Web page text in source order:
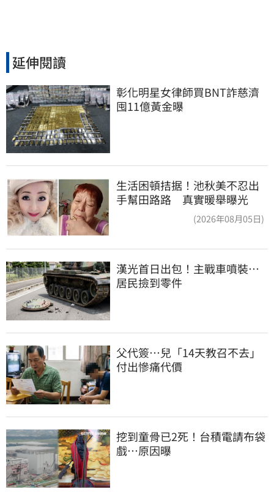
延伸閱讀
彰化明星女律師買BNT詐慈濟
囤11億黃金曝
生活困頓拮据！池秋美不忍出
手幫田路路 真實暖舉曝光
(2026年08月05日)
漢光首日出包！主戰車噴裝…
居民撿到零件
父代簽…兒「14天教召不去」
付出慘痛代價
挖到童骨已2死！台積電請布袋
戲…原因曝